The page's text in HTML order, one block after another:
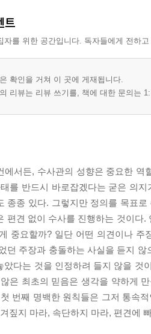
트
자를 위한 공간입니다. 독자들에게 전하
확인을 거쳐 이 곳에 게재됩니다.
리뷰는 리뷰 쓰기를, 책에 대한 문의는
에서든, 수사관의 성향은 중요한
를 반드시 바로잡겠다는 굳은 의
종종 있다. 그렇지만 정의를 목표
편견 없이 수사를 진행하는 것이다
중요할까? 일단 어떤 의견이나
던 주장과 충돌하는 사실을 듣지
았다는 것을 인정하려 들지 않을 것
은 최초의 믿음은 생각을 약하게
번째 명백한 원칙들은 그저 통속
짚지 마라, 속단하지 마라, 편견에